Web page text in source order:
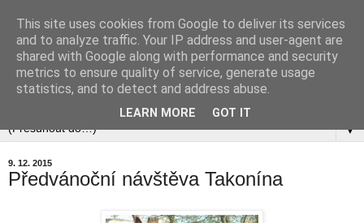
▼
9. 12. 2015
Předvánoční návštěva Takonína
This site uses cookies from Google to deliver its services
and to analyze traffic. Your IP address and user-agent are
shared with Google along with performance and security
metrics to ensure quality of service, generate usage
statistics, and to detect and address abuse.
LEARN MORE GOT IT